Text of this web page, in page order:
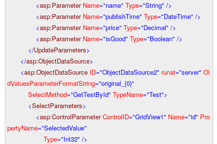
<asp:Parameter Name="name" Type="String" />
<asp:Parameter Name="publishTime" Type="DateTime" />
<asp:Parameter Name="price" Type="Decimal" />
<asp:Parameter Name="isGood" Type="Boolean" />
</UpdateParameters>
</asp:ObjectDataSource>
<asp:ObjectDataSource ID="ObjectDataSource2" runat="server" Ol
dValuesParameterFormatString="original_{0}"
SelectMethod="GetTestById" TypeName="Test">
<SelectParameters>
<asp:ControlParameterControlID="GridView1" Name="id" Pro
pertyName="SelectedValue"
Type="Int32" />